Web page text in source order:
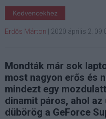
Kedvencekhez
Erdős Márton 2020 április 2.
Mondták már sok
most nagyon erős és
mindezt egy
dinamit páros, ahol az
dübörög a GeForce